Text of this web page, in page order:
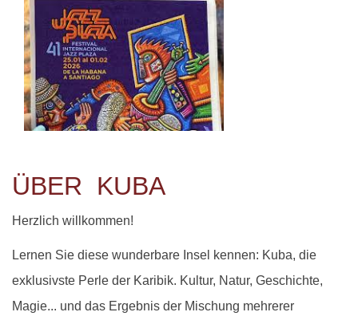
ÜBER KUBA
Herzlich willkommen!
Lernen Sie diese wunderbare Insel kennen: Kuba, die
exklusivste Perle der Karibik. Kultur, Natur, Geschichte,
Magie... und das Ergebnis der Mischung mehrerer